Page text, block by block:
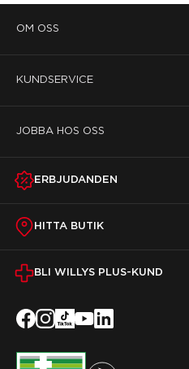
OM OSS
KUNDSERVICE
JOBBA HOS OSS
ERBJUDANDEN
HITTA BUTIK
BLI WILLYS PLUS-KUND